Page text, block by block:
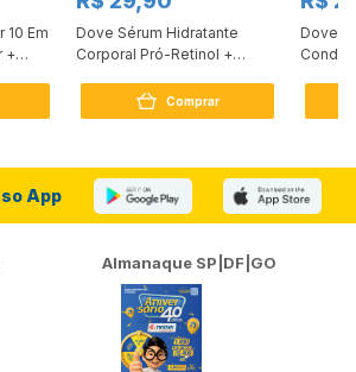
10 Em
+
Dove Sérum Hidratante
Corporal Pró-Retinol +
Comprar
Dove
App
Almanaque SP|DF|GO